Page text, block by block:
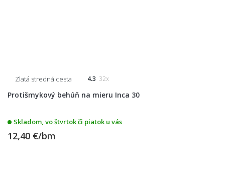
Zlatá stredná cesta 4.3 32x
Protišmykový behúň na mieru Inca 30
Skladom, vo štvrtok či piatok u vás
12,40 €/bm